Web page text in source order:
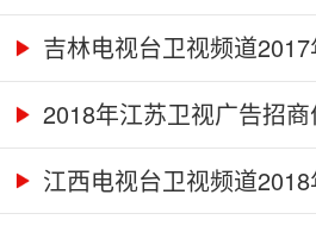
吉林电视台卫视频道
2018年江苏卫视广告招
江西电视台卫视频道